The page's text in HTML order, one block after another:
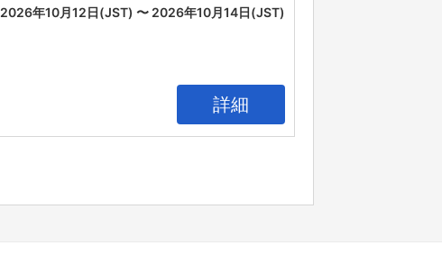
2026年10月12日(JST) 〜 2026年10月14日(JST)
詳細